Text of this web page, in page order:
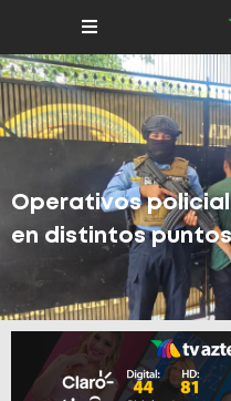
Operativos
en distintos